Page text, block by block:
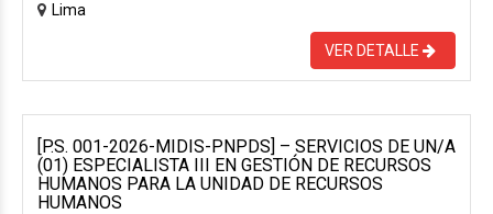
Lima
VER DETALLE
[P.S. 001-2026-MIDIS-PNPDS] – SERVICIOS DE UN/A
(01) ESPECIALISTA III EN GESTIÓN DE RECURSOS
HUMANOS PARA LA UNIDAD DE RECURSOS
HUMANOS